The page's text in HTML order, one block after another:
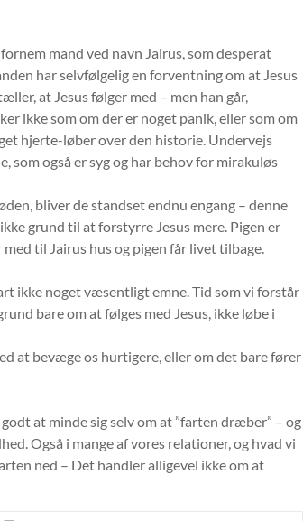
mand ved navn Jairus, som desperat
har selvfølgelig en forventning om at Jesus
at Jesus følger med – men han går,
ikke som om der er noget panik, eller som om
hjerte-løber over den historie. Undervejs
som også er syg og har behov for mirakuløs
bliver de standset endnu engang – denne
grund til at forstyrre Jesus mere. Pigen er
til Jairus hus og pigen får livet tilbage.
ikke noget væsentligt emne. Tid som vi forstår
bare om at følges med Jesus, ikke løbe i
at bevæge os hurtigere, eller om det bare fører
at minde sig selv om at ”farten dræber” – og
Også i mange af vores relationer, og hvad vi
ned – Det handler alligevel ikke om at